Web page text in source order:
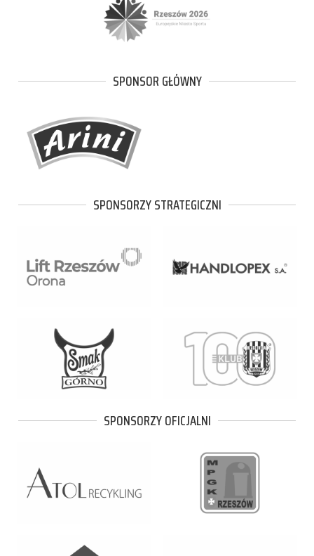
SPONSOR GŁÓWNY
SPONSORZY STRATEGICZNI
SPONSORZY OFICJALNI